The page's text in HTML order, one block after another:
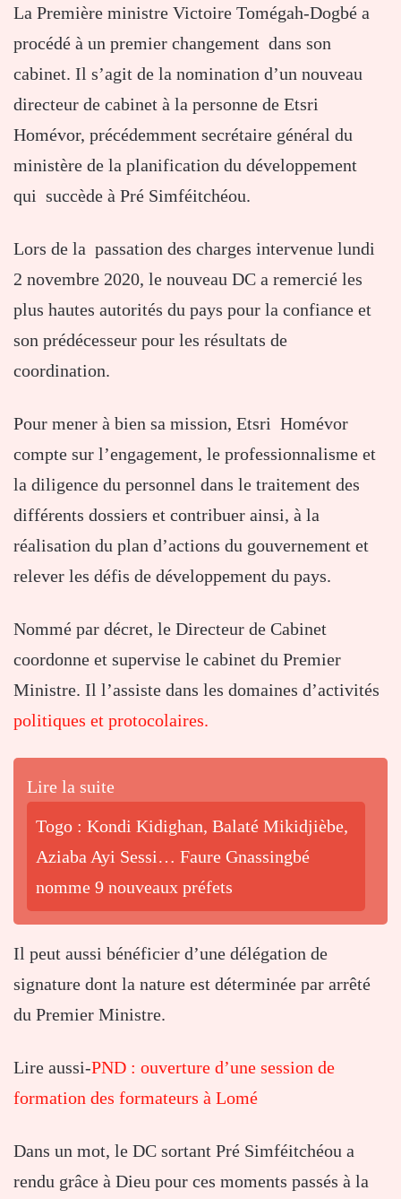
La Première ministre Victoire Tomégah-Dogbé a
procédé à un premier changement dans son
cabinet. Il s’agit de la nomination d’un nouveau
directeur de cabinet à la personne de Etsri
Homévor, précédemment secrétaire général du
ministère de la planification du développement
qui succède à Pré Simféitchéou.
Lors de la passation des charges intervenue lundi
2 novembre 2020, le nouveau DC a remercié les
plus hautes autorités du pays pour la confiance et
son prédécesseur pour les résultats de
coordination.
Pour mener à bien sa mission, Etsri Homévor
compte sur l’engagement, le professionnalisme et
la diligence du personnel dans le traitement des
différents dossiers et contribuer ainsi, à la
réalisation du plan d’actions du gouvernement et
relever les défis de développement du pays.
Nommé par décret, le Directeur de Cabinet
coordonne et supervise le cabinet du Premier
Ministre. Il l’assiste dans les domaines d’activités
politiques et protocolaires.
Lire la suite
Togo : Kondi Kidighan, Balaté Mikidjièbe,
Aziaba Ayi Sessi… Faure Gnassingbé
nomme 9 nouveaux préfets
Il peut aussi bénéficier d’une délégation de
signature dont la nature est déterminée par arrêté
du Premier Ministre.
Lire aussi-PND : ouverture d’une session de
formation des formateurs à Lomé
Dans un mot, le DC sortant Pré Simféitchéou a
rendu grâce à Dieu pour ces moments passés à la